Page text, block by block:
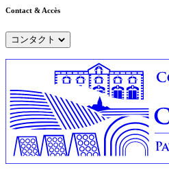
Contact & Accès
コンタクト